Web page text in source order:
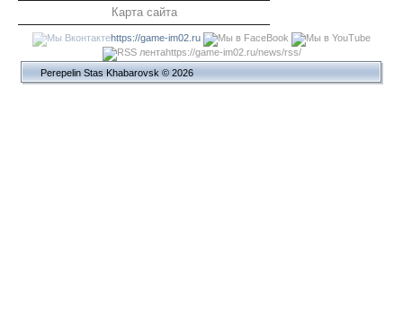
Карта сайта
https://game-im02.ru
https://game-im02.ru/news/rss/
Perepelin Stas Khabarovsk © 2026